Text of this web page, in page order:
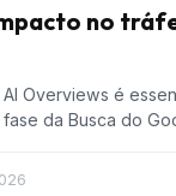
no
Overviews é
da Busca do